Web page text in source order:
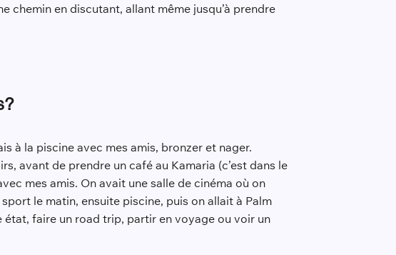
chemin en discutant, allant même jusqu’à prendre
?
à la piscine avec mes amis, bronzer et nager.
avant de prendre un café au Kamaria (c’est dans le
mes amis. On avait une salle de cinéma où on
le matin, ensuite piscine, puis on allait à Palm
état, faire un road trip, partir en voyage ou voir un